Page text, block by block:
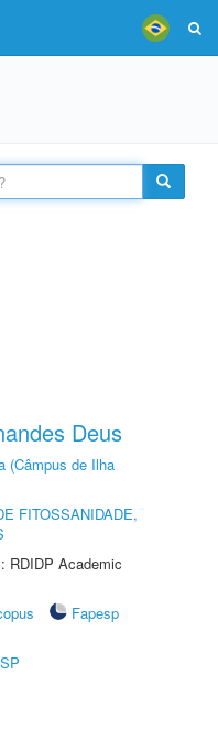
Deus
(Câmpus de Ilha
FITOSSANIDADE,
RDIDP Academic
Fapesp